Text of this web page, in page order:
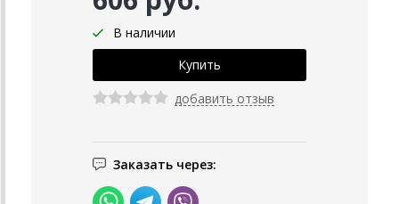
В наличии
добавить отзыв
Заказать через: